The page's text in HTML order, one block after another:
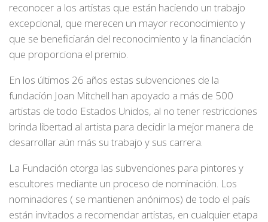
reconocer a los artistas que están haciendo un trabajo
excepcional, que merecen un mayor reconocimiento y
que se beneficiarán del reconocimiento y la financiación
que proporciona el premio.
En los últimos 26 años estas subvenciones de la
fundación Joan Mitchell han apoyado a más de 500
artistas de todo Estados Unidos, al no tener restricciones
brinda libertad al artista para decidir la mejor manera de
desarrollar aún más su trabajo y sus carrera.
La Fundación otorga las subvenciones para pintores y
escultores mediante un proceso de nominación. Los
nominadores ( se mantienen anónimos) de todo el país
están invitados a recomendar artistas, en cualquier etapa